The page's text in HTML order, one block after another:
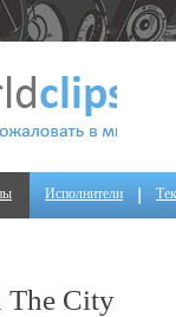
Исполнители
The City